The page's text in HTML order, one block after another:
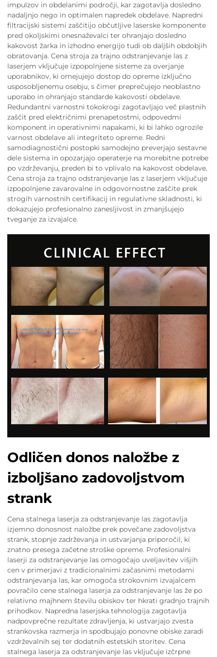
impulzov in obdelanimi področji, kar zagotavlja dosledno
nadaljnjo nego in optimalen napredek obdelave. Napredni
filtracijski sistemi zaščitijo občutljive laserske komponente
pred okoljskimi onesnaževalci ter ohranjajo dosledno
kakovost žarka in izhodno energijo tudi ob daljših obdobjih
obratovanja. Cena stroja za trajno odstranjevanje las z
laserjem vključuje izpopolnjene sisteme za overjanje
uporabnikov, ki omejujejo dostop do opreme izključno
usposobljenemu osebju, s čimer preprečujejo neoblastno
uporabo in ohranjajo standarde kakovosti obdelave.
Redundantni varnostni tokokrogi zagotavljajo več plastnih
zaščit pred električnimi prenapetostmi, odpovedmi
komponent in operativnimi napakami, ki bi lahko ogrozile
varnost obdelave ali integriteto opreme. Redni
samodiagnostični postopki samodejno preverjajo sestavne
dele sistema in opozarjajo operaterje na morebitne potrebe
po vzdrževanju, preden bi to vplivalo na kakovost obdelave.
Cena stroja za trajno odstranjevanje las z laserjem vključuje
izpopolnjene zavarovalne in odgovornostne zaščite prek
strogih varnostnih certifikacij in regulativne skladnosti, ki
dokazujejo profesionalno zanesljivost in zmanjšujejo
tveganje za izvajalce.
Odličen donos naložbe z
izboljšano zadovoljstvom
strank
Cena stalnega laserja za odstranjevanje las zagotavlja
izjemno donosnost naložbe prek povečane zadovoljstva
strank, stopnje zadrževanja in ustvarjanja priporočil, ki
znatno presega začetne stroške opreme. Profesionalni
laserji za odstranjevanje las omogočajo uveljavitev višjih
cen v primerjavi z tradicionalnimi začasnimi metodami
odstranjevanja las, kar omogoča strokovnim izvajalcem
povračilo cene stalnega laserja za odstranjevanje las že po
relativno majhnem številu obiskov ter hkrati gradnjo trajnih
prihodkov. Napredna laserjska tehnologija zagotavlja
nadpovprečne rezultate zdravljenja, ki ustvarjajo zvesta
strankovska razmerja in spodbujajo ponovne obiske zaradi
vzdrževalnih sej ter dodatnih estetskih storitev. Cena
stalnega laserja za odstranjevanje las vključuje izčrpne